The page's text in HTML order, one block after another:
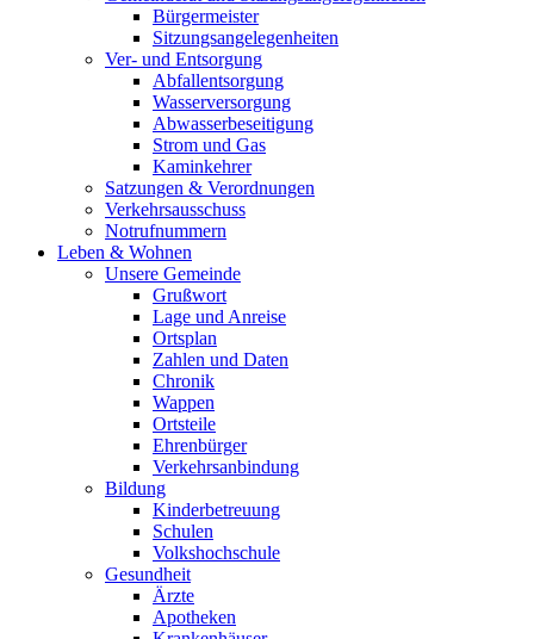
Bürgermeister
Sitzungsangelegenheiten
Ver- und Entsorgung
Abfallentsorgung
Wasserversorgung
Abwasserbeseitigung
Strom und Gas
Kaminkehrer
Satzungen & Verordnungen
Verkehrsausschuss
Notrufnummern
Leben & Wohnen
Unsere Gemeinde
Grußwort
Lage und Anreise
Ortsplan
Zahlen und Daten
Chronik
Wappen
Ortsteile
Ehrenbürger
Verkehrsanbindung
Bildung
Kinderbetreuung
Schulen
Volkshochschule
Gesundheit
Ärzte
Apotheken